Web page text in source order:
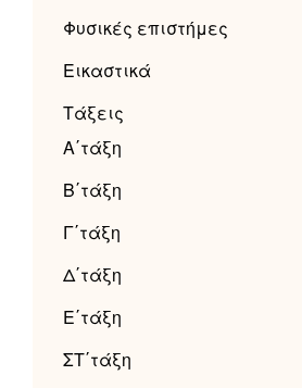
Φυσικές επιστήμες
Εικαστικά
Τάξεις
Α΄τάξη
Β΄τάξη
Γ΄τάξη
Δ΄τάξη
Ε΄τάξη
ΣΤ΄τάξη